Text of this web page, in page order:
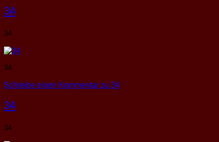
34
34
34
Schreibe einen Kommentar zu 34
34
34